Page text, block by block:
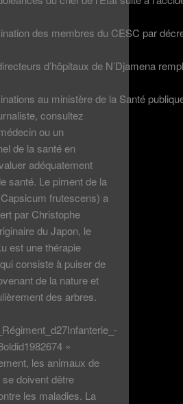
des membres du CESC par
d’hôpitaux de N’Djamena
au ministère de la Santé
consultez
ou un
de la santé en
adéquatement
santé. Le piment de la
frutescens) a
par Christophe
du Japon, le
est une thérapie
consiste à puiser de
de la nature et
des arbres.
»
les animaux de
doivent dêtre
les maladies. La